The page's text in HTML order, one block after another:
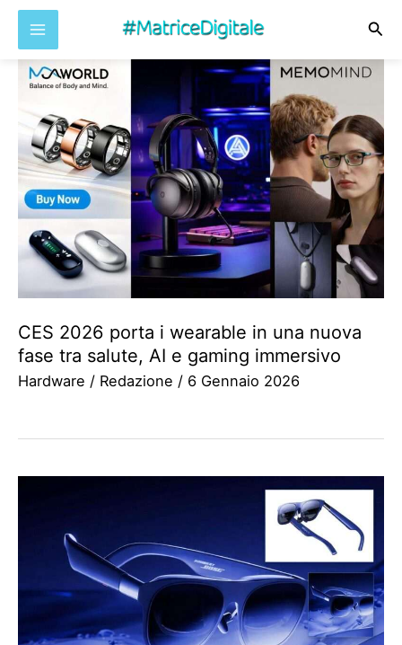
contenuto
CES 2026 porta i wearable in una nuova
fase tra salute, AI e gaming immersivo
Hardware / Redazione / 6 Gennaio 2026